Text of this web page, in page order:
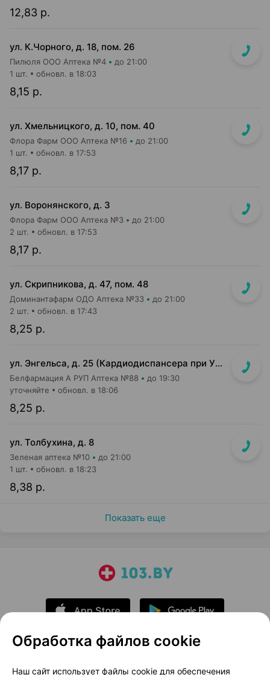
12,83 р.
ул. К.Чорного, д. 18, пом. 26
Пилюля ООО Аптека №4 до 21:00
8,15 р.
1 шт. обновл. в 18:03
ул. Хмельницкого, д. 10, пом. 40
Флора Фарм ООО Аптека №16 до 21:00
8,17 р.
1 шт. обновл. в 17:53
ул. Воронянского, д. 3
Флора Фарм ООО Аптека №3 до 21:00
8,17 р.
2 шт. обновл. в 17:53
ул. Скрипникова, д. 47, пом. 48
Доминантафарм ОДО Аптека №33 до 21:00
8,25 р.
2 шт. обновл. в 17:43
ул. Энгельса, д. 25 (Кардиодиспансера при УЗ «2-я ГКБ», 2-й этаж)
Белфармация А РУП Аптека №88 до 19:30
8,25 р.
уточняйте обновл. в 18:06
ул. Толбухина, д. 8
Зеленая аптека №10 до 21:00
8,38 р.
1 шт. обновл. в 18:23
Показать еще
О проекте Новости проекта
Обработка файлов cookie
Наш сайт использует файлы cookie для обеспечения